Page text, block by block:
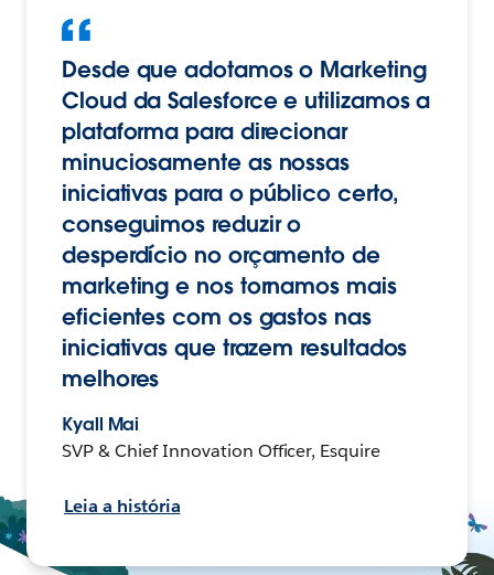
Desde que adotamos o Marketing
Cloud da Salesforce e utilizamos a
plataforma para direcionar
minuciosamente as nossas
iniciativas para o público certo,
conseguimos reduzir o
desperdício no orçamento de
marketing e nos tornamos mais
eficientes com os gastos nas
iniciativas que trazem resultados
melhores
Kyall Mai
SVP & Chief Innovation Officer, Esquire
Leia a história